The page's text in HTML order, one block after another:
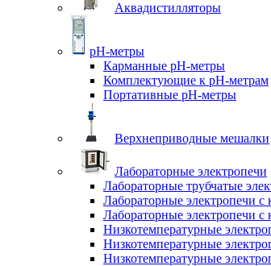
Аквадистилляторы
pH-метры
Карманные pH-метры
Комплектующие к pH-метрам
Портативные pH-метры
Верхнеприводные мешалки
Лабораторные электропечи
Лабораторные трубчатые
Лабораторные электропечи с
Лабораторные электропечи с
Низкотемпературные
Низкотемпературные
Низкотемпературные